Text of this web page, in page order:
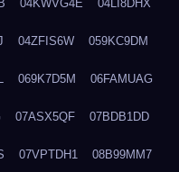
04KWVG4E 04LI8DHX
04ZFIS6W 059KC9DM
069K7D5M 06FAMUAG
07ASX5QF 07BDB1DD
07VPTDH1 08B99MM7